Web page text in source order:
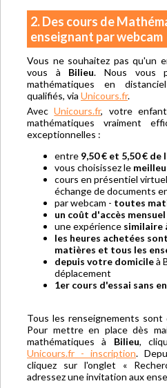
2. Des cours de
enseignant par webcam
Vous ne souhaitez pas qu'un
vous à Bilieu. Nous vous
mathématiques en
qualifiés, via Unicours.fr.
AvecUnicours.fr, votre
mathématiques vraiment
exceptionnelles :
entre 9,50 € et 5,50 € de
vous choisissez le
cours en présentiel
échange de documents
par webcam - toutes
un coût d'accès
une expérience similaire
les heures achetées
matières et tous les
depuis votre domicileà
déplacement
1er cours d'essai sans
Tous les renseignements sont
Pour mettre en place dès
mathématiques à Bilieu,
Unicours.fr - inscription.
cliquez sur l'onglet «
adressez une invitation aux